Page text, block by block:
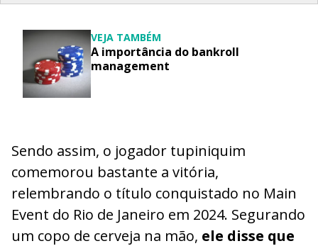
VEJA TAMBÉM
A importância do bankroll
management
Sendo assim, o jogador tupiniquim
comemorou bastante a vitória,
relembrando o título conquistado no Main
Event do Rio de Janeiro em 2024. Segurando
um copo de cerveja na mão, ele disse que